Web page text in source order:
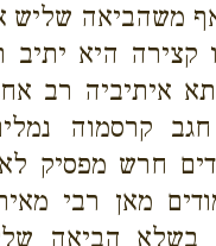
אף משהביאה
היא יתיב
איתיביה רב
קרסמוה
חרש מפסיק
מאן רבי
בשלא הביאה